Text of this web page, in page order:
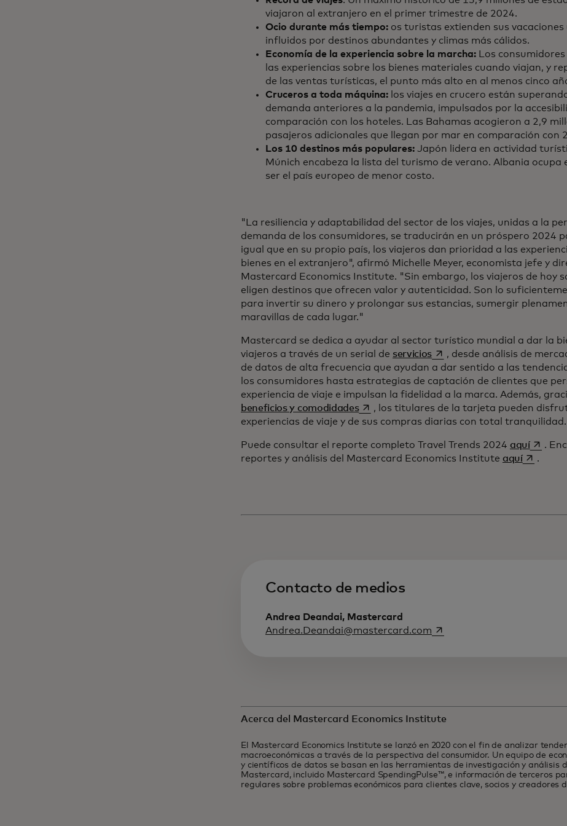
viajaron al extranjero en el primer trimestre de 2024.
Ocio durante más tiempo: os turistas extienden sus
influidos por destinos abundantes y climas más cálidos.
Economía de la experiencia sobre la marcha:
Los
las experiencias sobre los bienes materiales cuando viajan, y
de las ventas turísticas, el punto más alto en al menos cinco
Cruceros a toda máquina: los viajes en crucero están
demanda anteriores a la pandemia, impulsados por la
comparación con los hoteles. Las Bahamas acogieron a 2,9
pasajeros adicionales que llegan por mar en comparación con
Los 10 destinos más populares: Japón lidera en actividad
Múnich encabeza la lista del turismo de verano. Albania ocupa
ser el país europeo de menor costo.
"La resiliencia y adaptabilidad del sector de los viajes, unidas a la
demanda de los consumidores, se traducirán en un próspero 2024
igual que en su propio país, los viajeros dan prioridad a las
bienes en el extranjero", afirmó Michelle Meyer, economista jefe y
Mastercard Economics Institute. "Sin embargo, los viajeros de hoy
eligen destinos que ofrecen valor y autenticidad. Son lo
para invertir su dinero y prolongar sus estancias, sumergir
maravillas de cada lugar."
Mastercard se dedica a ayudar al sector turístico mundial a dar la
viajeros a través de un serial de serviciosse abre en una pestaña
, desde análisis de
de datos de alta frecuencia que ayudan a dar sentido a las
los consumidores hasta estrategias de captación de clientes que
experiencia de viaje e impulsan la fidelidad a la marca. Además,
beneficios y comodidadesse abre en una pestaña nueva
, los titulares de la tarjeta pueden
experiencias de viaje y de sus compras diarias con total tranquilidad.
Puede consultar el reporte completo Travel Trends 2024 aquíse abre
.
reportes y análisis del Mastercard Economics Institute aquíse abre
.
Contacto de medios
Andrea Deandai, Mastercard
Andrea.Deandai@mastercard.com se abre en una pestaña
Acerca del Mastercard Economics Institute
El Mastercard Economics Institute se lanzó en 2020 con el fin de analizar
macroeconómicas a través de la perspectiva del consumidor. Un equipo de
y científicos de datos se basan en las herramientas de investigación y análisis
Mastercard, incluido Mastercard SpendingPulse™, e información de terceros
regulares sobre problemas económicos para clientes clave, socios y creadores